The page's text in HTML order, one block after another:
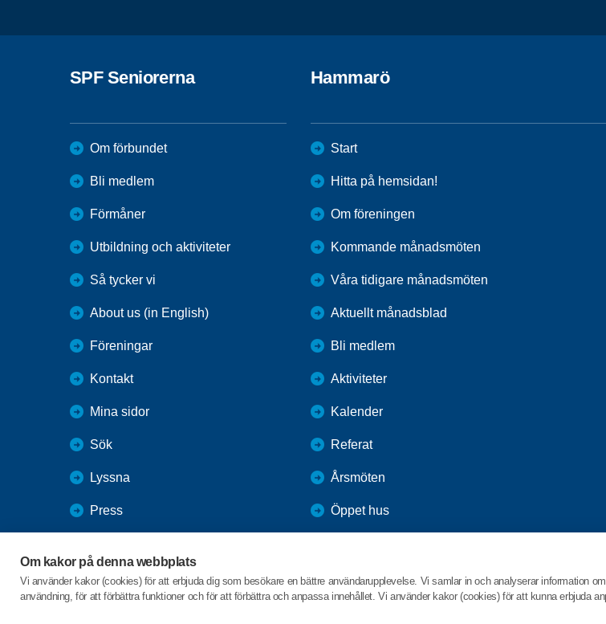
Om kakor på denna webbplats
Vi använder kakor (cookies) för att erbjuda dig som besökare en bättre användarupplevelse. Vi samlar in och analyserar information
användning, för att förbättra funktioner och för att förbättra och anpassa innehållet. Vi använder kakor (cookies) för att kunna erbjuda
SPF Seniorerna
Om förbundet
Bli medlem
Förmåner
Utbildning och aktiviteter
Så tycker vi
About us (in English)
Föreningar
Kontakt
Mina sidor
Sök
Lyssna
Press
SPF Seniorernas intranät
Hammarö
Start
Hitta på hemsidan!
Om föreningen
Kommande månadsmöten
Våra tidigare månadsmöten
Aktuellt månadsblad
Bli medlem
Aktiviteter
Kalender
Referat
Årsmöten
Öppet hus